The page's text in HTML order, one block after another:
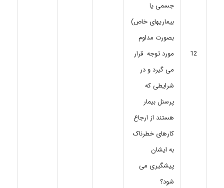
12
جسمی یا
بیماریهای خاص)
بصورت مداوم
مورد توجه قرار
می گیرد و در
شرایطی که
پرسنل بیمار
هستند از ارجاع
کارهای خطرناک
به ایشان
پیشگیری می
شود؟